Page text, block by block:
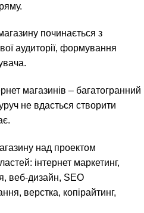
починається з
аудиторії, формування
магазинів – багатогранний
не вдасться створити
над проектом
інтернет маркетинг,
веб-дизайн, SEO
верстка, копірайтинг,